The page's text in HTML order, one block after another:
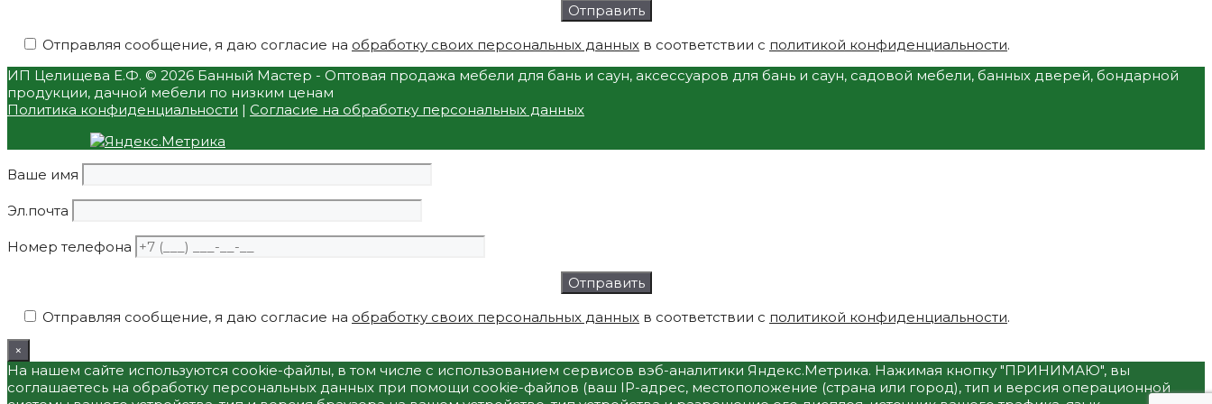
Отправляя сообщение, я даю согласие на обработку своих персональных данных в соответствии с политикой конфиденциальности.
ИП Целищева Е.Ф. © 2026 Банный Мастер - Оптовая продажа мебели для бань и саун, аксессуаров для бань и саун, садовой мебели, банных дверей, бондарной
продукции, дачной мебели по низким ценам
Политика конфиденциальности | Согласие на обработку персональных данных
Ваше имя
Эл.почта
Номер телефона
Отправляя сообщение, я даю согласие на обработку своих персональных данных в соответствии с политикой конфиденциальности.
×
На нашем сайте используются cookie-файлы, в том числе с использованием сервисов вэб-аналитики Яндекс.Метрика. Нажимая кнопку "ПРИНИМАЮ", вы
соглашаетесь на обработку персональных данных при помощи cookie-файлов (ваш IP-адрес, местоположение (страна или город), тип и версия операционной